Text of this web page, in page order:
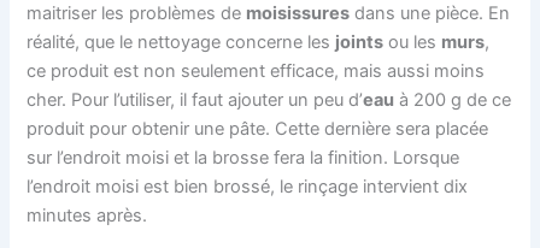
maitriser les problèmes de moisissures dans une pièce. En
réalité, que le nettoyage concerne les joints ou les murs,
ce produit est non seulement efficace, mais aussi moins
cher. Pour l’utiliser, il faut ajouter un peu d’eau à 200 g de ce
produit pour obtenir une pâte. Cette dernière sera placée
sur l’endroit moisi et la brosse fera la finition. Lorsque
l’endroit moisi est bien brossé, le rinçage intervient dix
minutes après.